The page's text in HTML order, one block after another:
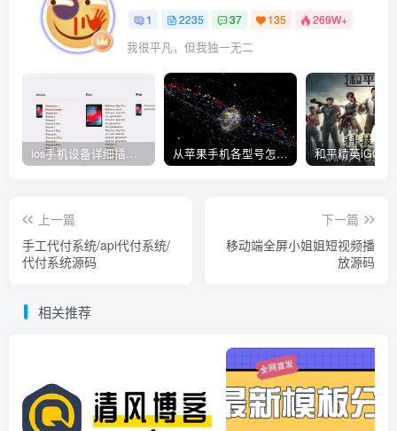
1 2235 37 135 269W+
我很平凡，但我独一无二
ios手机设备详细插件平刷教程 从苹果手机各型号怎么越狱到怎么开科技完整教程
上一篇
手工代付系统/api代付系统/
代付系统源码
下一篇
移动端全屏小姐姐短视频播
放源码
相关推荐